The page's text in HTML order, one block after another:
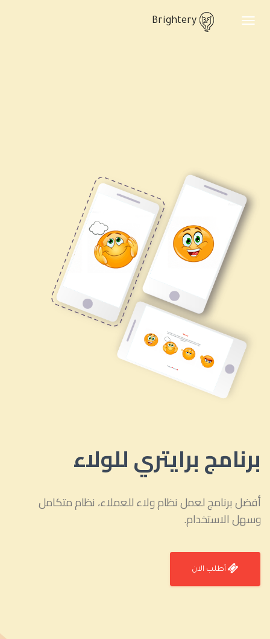
Toggle
Brightery
برنامج برايتري للولاء
أفضل برنامج لعمل نظام ولاء للعملاء، نظام متكامل
وسهل الاستخدام.
أطلب الان